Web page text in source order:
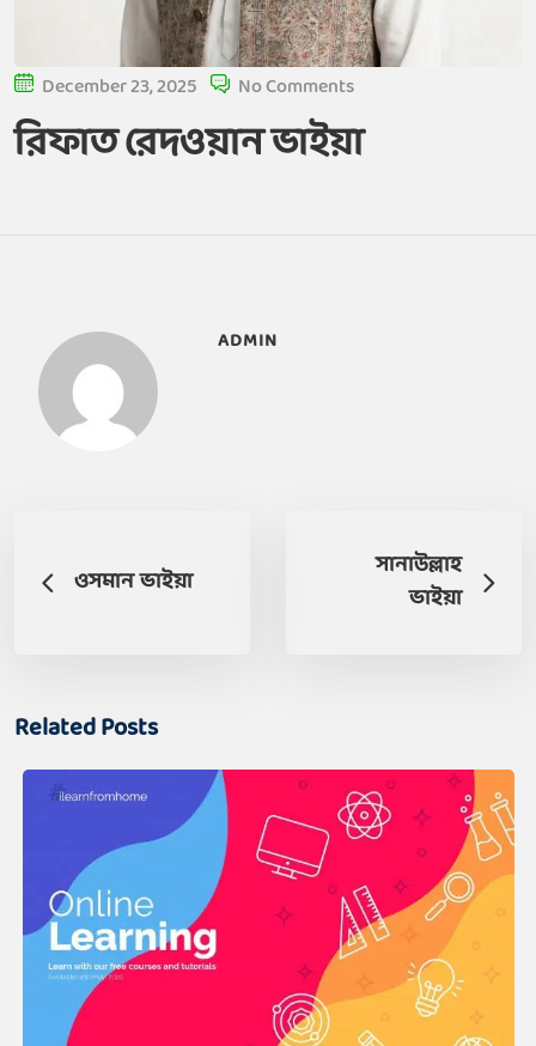
December 23, 2025 No Comments
রিফাত রেদওয়ান ভাইয়া
ADMIN
ওসমান ভাইয়া
সানাউল্লাহ
ভাইয়া
Related Posts